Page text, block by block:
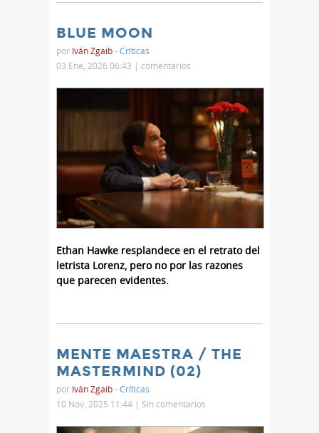
BLUE MOON
por Iván Zgaib-Críticas
03 Ene, 2026 06:43 | comentarios
Ethan Hawke resplandece en el retrato del
letrista Lorenz, pero no por las razones
que parecen evidentes.
MENTE MAESTRA / THE
MASTERMIND (02)
por Iván Zgaib-Críticas
10 Nov, 2025 11:44 | Sin comentarios